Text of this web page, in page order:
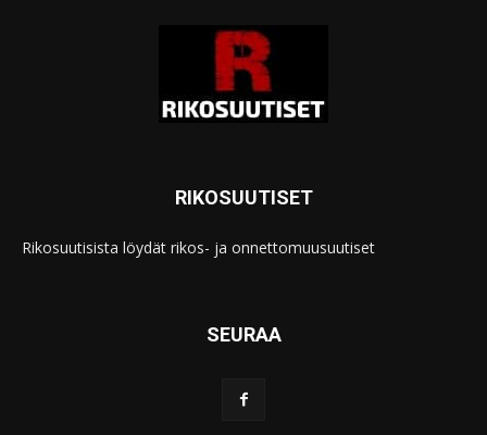
RIKOSUUTISET
Rikosuutisista löydät rikos- ja onnettomuusuutiset
SEURAA